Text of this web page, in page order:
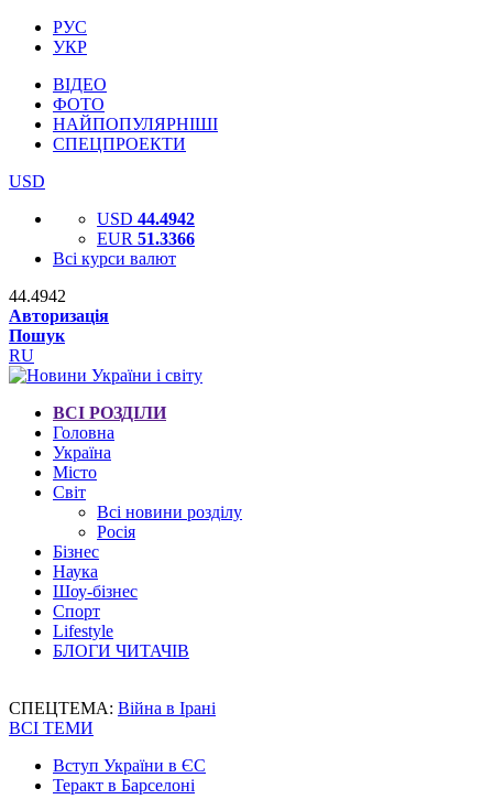
РУС
УКР
ВІДЕО
ФОТО
НАЙПОПУЛЯРНІШІ
СПЕЦПРОЕКТИ
USD
USD 44.4942
EUR 51.3366
Всі курси валют
44.4942
Авторизація
Пошук
RU
ВСІ РОЗДІЛИ
Головна
Україна
Місто
Світ
Всі новини розділу
Росія
Бізнес
Наука
Шоу-бізнес
Спорт
Lifestyle
БЛОГИ ЧИТАЧІВ
СПЕЦТЕМА: Війна в Ірані
ВСІ ТЕМИ
Вступ України в ЄС
Теракт в Барселоні